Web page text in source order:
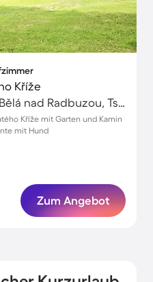
Kříže
Újezd Svatého Kříže, Bělá nad Radbuzou, Tschechische Republik
Kříže mit Garten und Kamin
mit Hund
Zum Angebot